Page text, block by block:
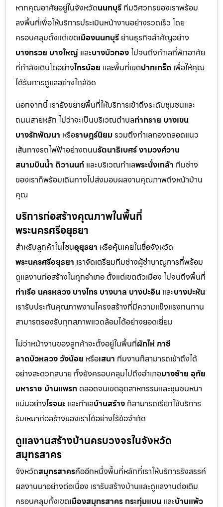
หากคุณอาศัยอยู่ในจังหวัดนนทบุรี ทีมวิศวกรของเราพร้อม
ลงพื้นที่เพื่อให้บริการประเมินหน้างานอย่างรวดเร็ว โดย
ครอบคลุมตั้งแต่เขตเมืองนนทบุรี ย่านธุรกิจสำคัญอย่าง
บางกรวย บางใหญ่ และบางบัวทองไปจนถึงทำเลที่พักอาศัย
ที่กำลังเติบโตอย่างไทรน้อย และพื้นที่เขตปากเกร็ด เพื่อให้คุณ
ได้รับการดูแลอย่างใกล้ชิด
นอกจากนี้ เรายังขยายพื้นที่ให้บริการเข้าถึงระดับชุมชนและ
ถนนสายหลัก ไม่ว่าจะเป็นบริเวณตำบลท่าทราย บางเขน
บางรักพัฒนา หรือราษฎร์นิยมรวมถึงทำเลทองตลอดแนว
เส้นทางรถไฟฟ้าอย่างถนนรัตนาธิเบศร์ งามวงศ์วาน
สนามบินน้ำ ติวานนท์ และบริเวณทำเลพระนั่งเกล้า ทีมช่าง
ของเราก็พร้อมเดินทางไปส่งมอบผลงานคุณภาพถึงหน้าบ้าน
คุณ
บริการก่อสร้างคุณภาพในพื้นที่
พระนครศรีอยุธยา
สำหรับลูกค้าในโซนอุยุธยา หรือคุ้นเคยในชื่อจังหวัด
พระนครศรีอยุธยา เราจัดเตรียมทีมช่างผู้ชำนาญการที่พร้อม
ดูแลงานก่อสร้างในทุกอำเภอ ตั้งแต่เขตตัวเมือง ไปจนถึงพื้นที่
ท่าเรือ นครหลวง บางไทร บางบาล บางปะอิน และบางปะหัน
เรารับประกันคุณภาพงานโครงสร้างที่มีความแข็งแรงทนทาน
สามารถรองรับทุกสภาพแวดล้อมได้อย่างยอดเยี่ยม
ไม่ว่าหน้างานของลูกค้าจะตั้งอยู่ในพื้นที่ผักไห่ ภาชี
ลาดบัวหลวง วังน้อย หรือเสนา ทีมงานก็สามารถเข้าถึงได้
อย่างสะดวกสบาย ทั้งยังครอบคลุมไปถึงอำเภอบางซ้าย อุทัย
มหาราช บ้านแพรก ตลอดจนเขตอุตสาหกรรมและชุมชนหนา
แน่นอย่างโรจนะ และทำเลบ้านสร้าง ก็สามารถเรียกใช้บริการ
รับเหมาก่อสร้างของเราได้อย่างไร้ข้อจำกัด
ดูแลงานสร้างบ้านครบวงจรในจังหวัด
สมุทรสาคร
จังหวัดสมุทรสาครคืออีกหนึ่งพื้นที่หลักที่เราให้บริการรังสรรค์
ผลงานมาอย่างต่อเนื่อง เรารับสร้างบ้านและดูแลงานต่อเติม
ครอบคลุมทั้งเขตเมืองสมุทรสาคร กระทุ่มแบน และบ้านแพ้ว